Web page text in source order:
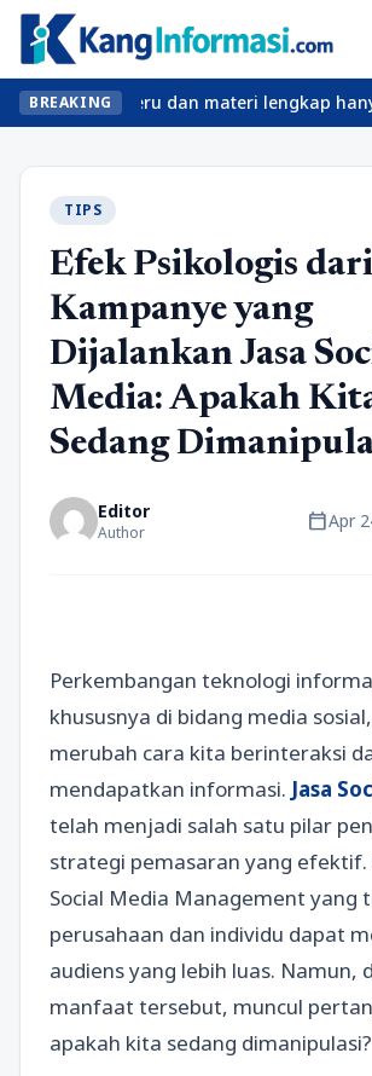
BREAKING
kelas seru dan materi lengkap hanya di
TIPS
Efek Psikologis dari
Kampanye yang
Dijalankan Jasa
Media: Apakah
Sedang
Editor
Author calendar_todayApr
Perkembangan teknologi
khususnya di bidang media
merubah cara kita berinteraksi
mendapatkan informasi. Jasa
telah menjadi salah satu pilar
strategi pemasaran yang efektif.
Social Media Management yang
perusahaan dan individu dapat
audiens yang lebih luas. Namun,
manfaat tersebut, muncul
apakah kita sedang dimanipulasi?